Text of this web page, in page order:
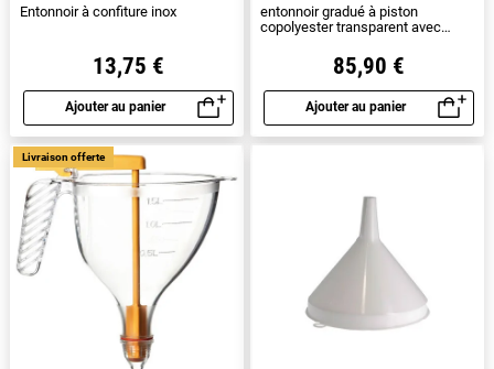
Entonnoir à confiture inox
13,75 €
Ajouter au panier
Aperçu rapide
entonnoir gradué à piston
copolyester transparent avec
85,90 €
Ajouter au panier
Aperçu rapide
Livraison offerte